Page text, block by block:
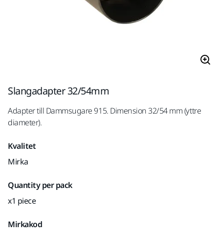
Slangadapter 32/54mm
Adapter till Dammsugare 915. Dimension 32/54 mm (yttre
diameter).
Kvalitet
Mirka
Quantity per pack
x1 piece
Mirkakod